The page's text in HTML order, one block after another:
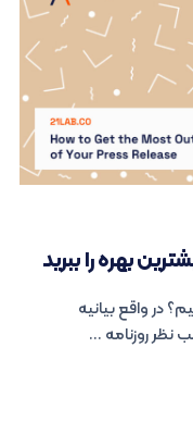
بهره را ببرید
در واقع بیانیه
نظر روزنامه ...